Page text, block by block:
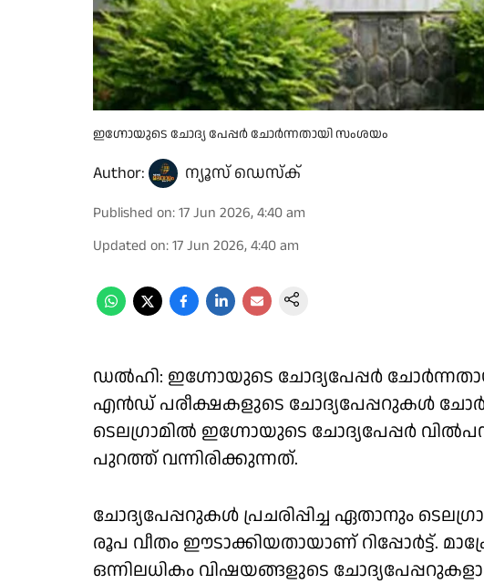
ഇഗ്നോയുടെ ചോദ്യ പേപ്പർ ചോർന്നതായി സംശയം
Author: ന്യൂസ് ഡെസ്ക്
Published on:17 Jun 2026, 4:40 am
Updated on:17 Jun 2026, 4:40 am
ഡല്‍ഹി: ഇഗ്നോയുടെ ചോദ്യപേപ്പര്‍
എന്‍ഡ് പരീക്ഷകളുടെ ചോദ്യപേപ്പറുകള്‍
ടെലഗ്രാമില്‍ ഇഗ്നോയുടെ ചോദ്യപേപ്പര്‍
പുറത്ത് വന്നിരിക്കുന്നത്.
ചോദ്യപേപ്പറുകള്‍ പ്രചരിപ്പിച്ച ഏതാനും
രൂപ വീതം ഈടാക്കിയതായാണ് റിപ്പോർട്ട്.
ഒന്നിലധികം വിഷയങ്ങളുടെ